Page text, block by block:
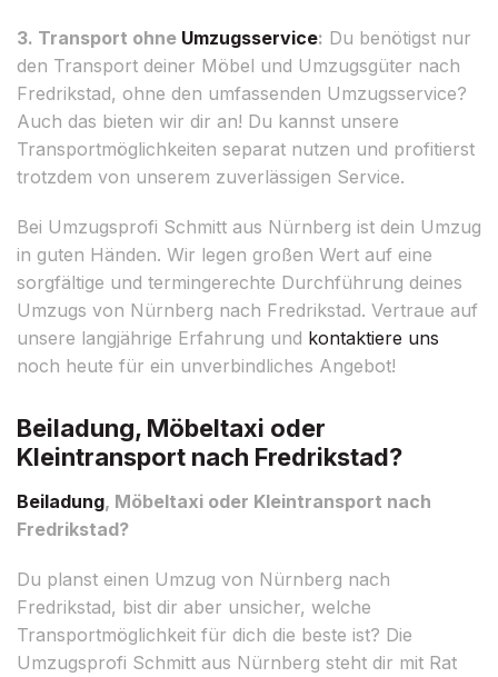
3. Transport ohne Umzugsservice: Du benötigst nur
den Transport deiner Möbel und Umzugsgüter nach
Fredrikstad, ohne den umfassenden Umzugsservice?
Auch das bieten wir dir an! Du kannst unsere
Transportmöglichkeiten separat nutzen und profitierst
trotzdem von unserem zuverlässigen Service.
Bei Umzugsprofi Schmitt aus Nürnberg ist dein Umzug
in guten Händen. Wir legen großen Wert auf eine
sorgfältige und termingerechte Durchführung deines
Umzugs von Nürnberg nach Fredrikstad. Vertraue auf
unsere langjährige Erfahrung und kontaktiere uns
noch heute für ein unverbindliches Angebot!
Beiladung, Möbeltaxi oder
Kleintransport nach Fredrikstad?
Beiladung, Möbeltaxi oder Kleintransport nach
Fredrikstad?
Du planst einen Umzug von Nürnberg nach
Fredrikstad, bist dir aber unsicher, welche
Transportmöglichkeit für dich die beste ist? Die
Umzugsprofi Schmitt aus Nürnberg steht dir mit Rat